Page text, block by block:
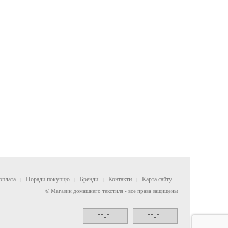
Поради покупцю Бренди Контакти Карта сайту
© Магазин домашнего текстиля - все права защищены